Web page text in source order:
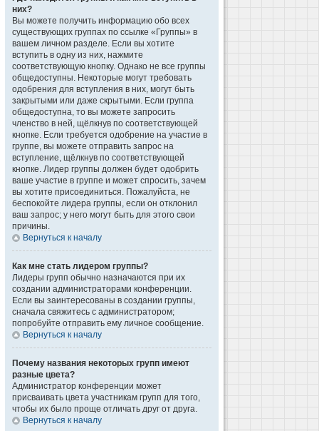
них?
Вы можете получить информацию обо всех
существующих группах по ссылке «Группы» в
вашем личном разделе. Если вы хотите
вступить в одну из них, нажмите
соответствующую кнопку. Однако не все группы
общедоступны. Некоторые могут требовать
одобрения для вступления в них, могут быть
закрытыми или даже скрытыми. Если группа
общедоступна, то вы можете запросить
членство в ней, щёлкнув по соответствующей
кнопке. Если требуется одобрение на участие в
группе, вы можете отправить запрос на
вступление, щёлкнув по соответствующей
кнопке. Лидер группы должен будет одобрить
ваше участие в группе и может спросить, зачем
вы хотите присоединиться. Пожалуйста, не
беспокойте лидера группы, если он отклонил
ваш запрос; у него могут быть для этого свои
причины.
Вернуться к началу
Как мне стать лидером группы?
Лидеры групп обычно назначаются при их
создании администраторами конференции.
Если вы заинтересованы в создании группы,
сначала свяжитесь с администратором;
попробуйте отправить ему личное сообщение.
Вернуться к началу
Почему названия некоторых групп имеют
разные цвета?
Администратор конференции может
присваивать цвета участникам групп для того,
чтобы их было проще отличать друг от друга.
Вернуться к началу